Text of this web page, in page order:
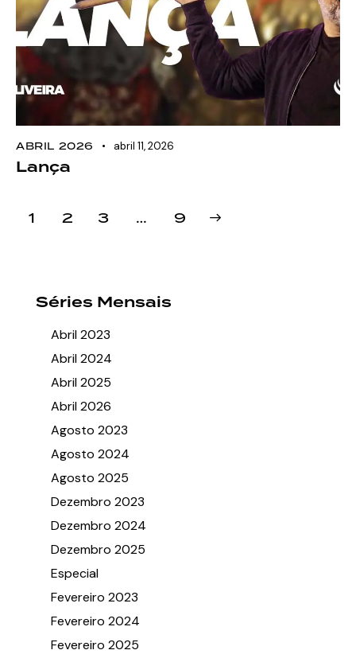
ABRIL 2026 abril 11, 2026
Lança
1 2 3 … 9
>
Séries Mensais
Abril 2023
Abril 2024
Abril 2025
Abril 2026
Agosto 2023
Agosto 2024
Agosto 2025
Dezembro 2023
Dezembro 2024
Dezembro 2025
Especial
Fevereiro 2023
Fevereiro 2024
Fevereiro 2025